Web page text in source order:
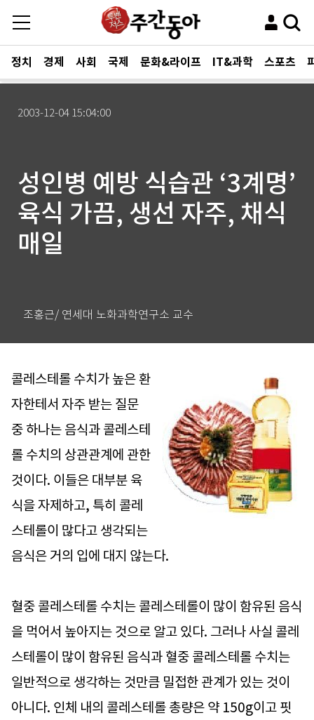
정치 경제 사회 국제 문화&라이프 IT&과학 스포츠
2003-12-04 15:04:00
성인병 예방 식습관 ‘3계명’
육식 가끔, 생선 자주, 채식
매일
조홍근/ 연세대 노화과학연구소 교수
콜레스테롤 수치가 높은 환
자한테서 자주 받는 질문
중 하나는 음식과 콜레스테
롤 수치의 상관관계에 관한
것이다. 이들은 대부분 육
식을 자제하고, 특히 콜레
스테롤이 많다고 생각되는
음식은 거의 입에 대지 않는다.
혈중 콜레스테롤 수치는 콜레스테롤이 많이 함유된 음식
을 먹어서 높아지는 것으로 알고 있다. 그러나 사실 콜레
스테롤이 많이 함유된 음식과 혈중 콜레스테롤 수치는
일반적으로 생각하는 것만큼 밀접한 관계가 있는 것이
아니다. 인체 내의 콜레스테롤 총량은 약 150g이고 핏